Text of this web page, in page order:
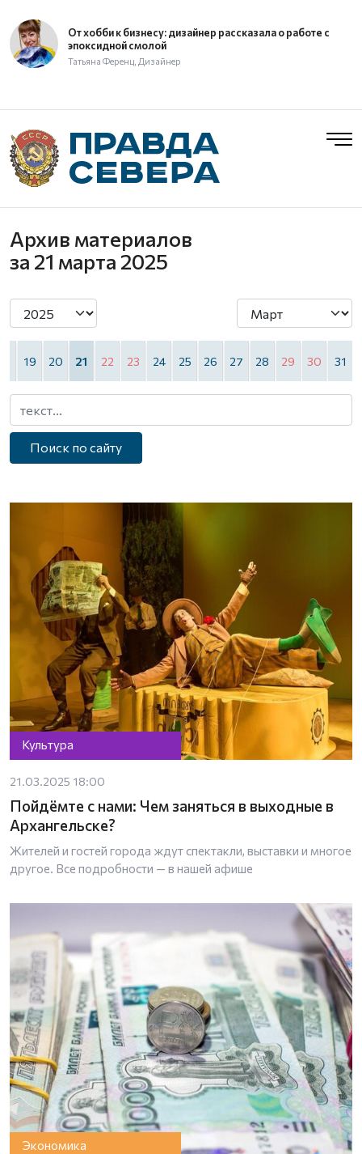
От хобби к бизнесу: дизайнер рассказала о работе с
эпоксидной смолой
Татьяна Ференц, Дизайнер
Архив материалов
за 21 марта 2025
19 20 21 22 23 24 25 26 27 28 29 30 31
Поиск по сайту
Культура
21.03.2025 18:00
Пойдёмте с нами: Чем заняться в выходные в
Архангельске?
Жителей и гостей города ждут спектакли, выставки и многое
другое. Все подробности — в нашей афише
Экономика